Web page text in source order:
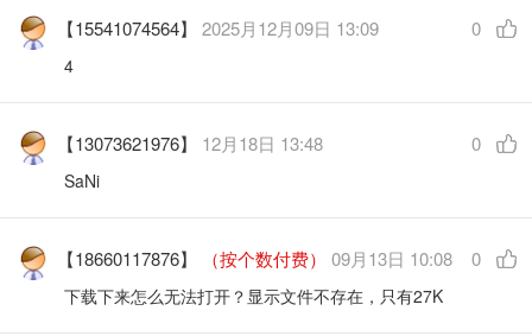
【15541074564】2025月12月09日 13:09 0
4
【13073621976】 12月18日 13:48 0
SaNi
【18660117876】 （按个数付费） 09月13日 10:08 0
下载下来怎么无法打开？显示文件不存在，只有27K